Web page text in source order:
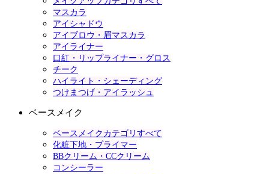
マスカラ
アイシャドウ
アイブロウ・眉マスカラ
アイライナー
口紅・リップライナー・グロス
チーク
ハイライト・シェーディング
つけまつげ・アイラッシュ
ベースメイク
ベースメイクカテゴリすべて
化粧下地・プライマー
BBクリーム・CCクリーム
コンシーラー